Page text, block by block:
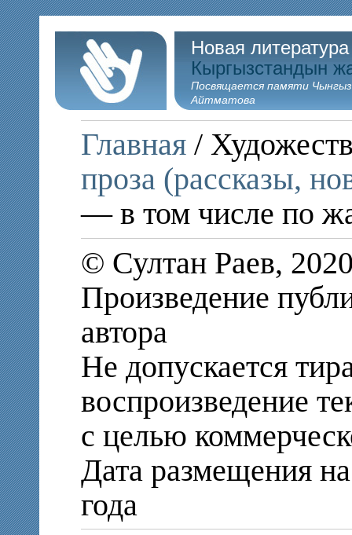
Новая
Кыргызстандын
Посвящается памяти
Айтматова
Главная /
проза (рассказы,
— в том числе по
© Султан Раев,
Произведение
автора
Не допускается
воспроизведение
с целью
Дата размещения
года